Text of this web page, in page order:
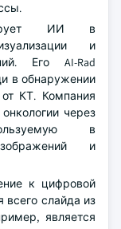
ИИ в
и
Его AI-Rad
в обнаружении
КТ. Компания
через
в
и
к цифровой
всего слайда из
является